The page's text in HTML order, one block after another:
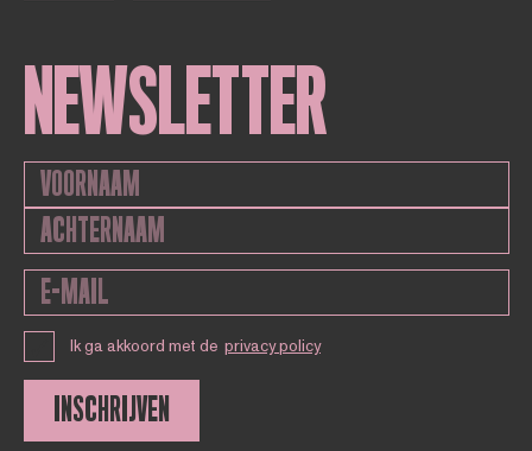
NEWSLETTER
Ik ga akkoord met de privacy policy
INSCHRIJVEN